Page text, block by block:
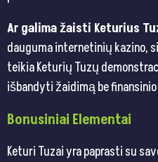
Ar galima žaisti Keturius
dauguma internetinių kazino,
teikia Keturių Tuzų
išbandyti žaidimą be
Bonusiniai Elementai
Keturi Tuzai yra paprasti su